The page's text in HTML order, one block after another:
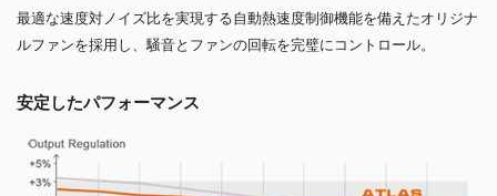
最適な速度対ノイズ比を実現する自動熱速度制御機能を備えたオリジナ
ルファンを採用し、騒音とファンの回転を完璧にコントロール。
安定したパフォーマンス